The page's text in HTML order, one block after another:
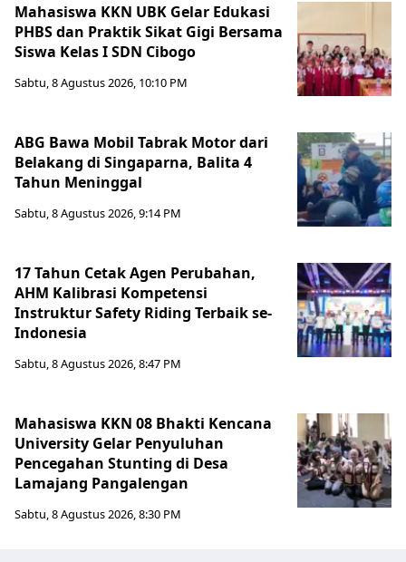
Mahasiswa KKN UBK Gelar Edukasi
PHBS dan Praktik Sikat Gigi Bersama
Siswa Kelas I SDN Cibogo
Sabtu, 8 Agustus 2026, 10:10 PM
ABG Bawa Mobil Tabrak Motor dari
Belakang di Singaparna, Balita 4
Tahun Meninggal
Sabtu, 8 Agustus 2026, 9:14 PM
17 Tahun Cetak Agen Perubahan,
AHM Kalibrasi Kompetensi
Instruktur Safety Riding Terbaik se-
Indonesia
Sabtu, 8 Agustus 2026, 8:47 PM
Mahasiswa KKN 08 Bhakti Kencana
University Gelar Penyuluhan
Pencegahan Stunting di Desa
Lamajang Pangalengan
Sabtu, 8 Agustus 2026, 8:30 PM